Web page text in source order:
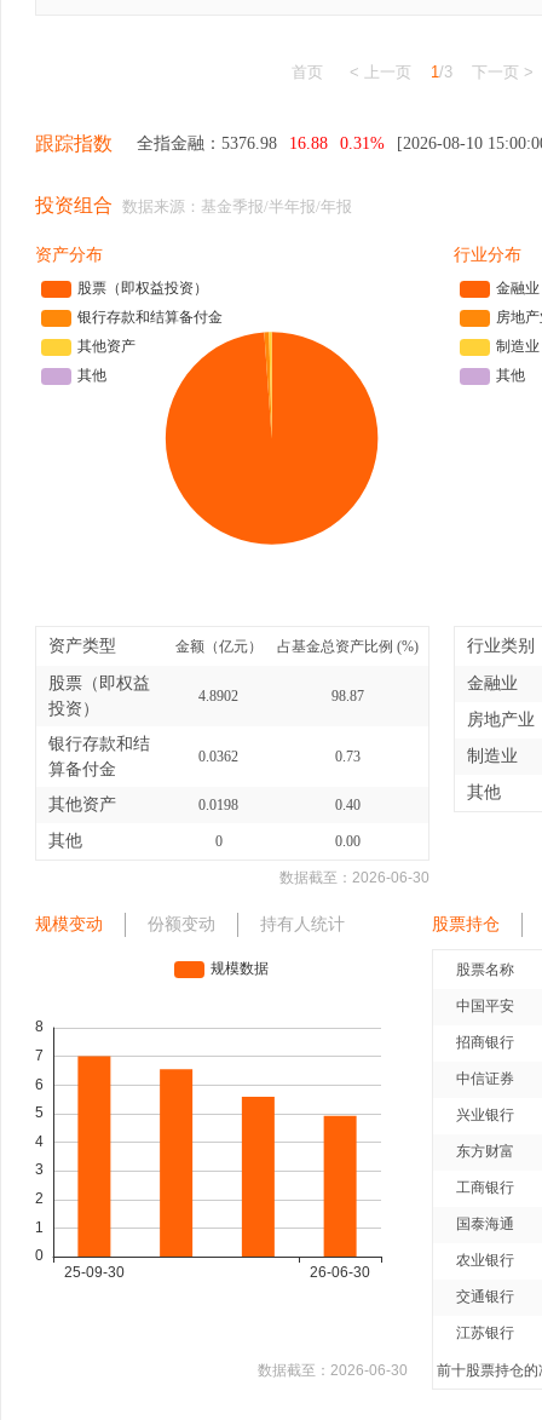
首页 < 上一页 1/3 下一页 >
跟踪指数 全指金融： 5376.98 16.88 0.31% [2026-08-10
投资组合 数据来源：基金季报/半年报/年报
资产分布
资产类型 金额（亿元） 占基金总资产比例 (%)
股票（即权益
投资）
4.8902 98.87
银行存款和结
算备付金
0.0362 0.73
其他资产 0.0198 0.40
其他 0 0.00
数据截至： 2026-06-30
行业分布
行业类别
金融业
房地产业
制造业
其他
规模变动 份额变动 持有人统计
数据截至： 2026-06-30
股票持仓
股票名称
中国平安
招商银行
中信证券
兴业银行
东方财富
工商银行
国泰海通
农业银行
交通银行
江苏银行
前十股票持仓的